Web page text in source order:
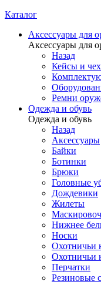
Каталог
Аксессуары для
Аксессуары для
Назад
Кейсы и
Ремни
Одежда и обувь
Одежда и обувь
Назад
Аксессуары
Байки
Ботинки
Брюки
Головные
Дождевики
Жилеты
Нижнее
Носки
Охотничьи
Охотничьи
Перчатки
Резиновые